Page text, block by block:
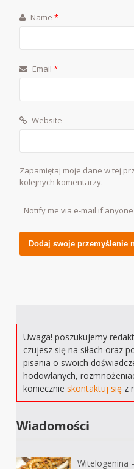
Name*
Email*
Website
Zapamiętaj moje dane w tej
kolejnych komentarzy.
Notify me via e-mail if
Uwaga! poszukujemy
czujesz się na siłach oraz
pisania o swoich
hodowlanych,
koniecznieskontaktuj się z
Wiadomości
Witelogenina